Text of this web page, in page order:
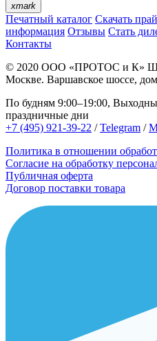
xmark
Печатный каталог Скачать
информация Отзывы Стать
Контакты
© 2020 ООО «ПРОТОС и К»
Москве. Варшавское шоссе,
По будням 9:00–19:00,
праздничные дни
+7 (495) 921-39-22 /Telegram /
Политика в отношении
Согласие на обработку
Публичная оферта
Договор поставки товара